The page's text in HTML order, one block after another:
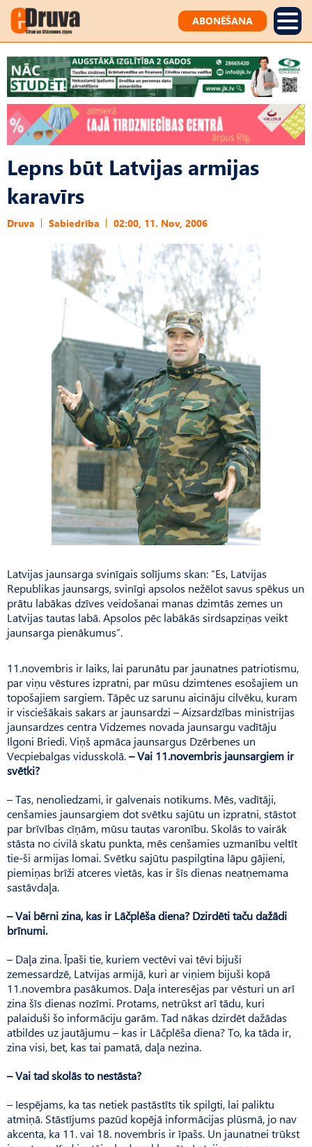
ABONĒŠANA
Lepns būt Latvijas armijas
karavīrs
Druva Sabiedrība 02:00, 11. Nov, 2006
Latvijas jaunsarga svinīgais solījums skan: ”Es, Latvijas
Republikas jaunsargs, svinīgi apsolos nežēlot savus spēkus un
prātu labākas dzīves veidošanai manas dzimtās zemes un
Latvijas tautas labā. Apsolos pēc labākās sirdsapziņas veikt
jaunsarga pienākumus”.
11.novembris ir laiks, lai parunātu par jaunatnes patriotismu,
par viņu vēstures izpratni, par mūsu dzimtenes esošajiem un
topošajiem sargiem. Tāpēc uz sarunu aicināju cilvēku, kuram
ir visciešākais sakars ar jaunsardzi – Aizsardzības ministrijas
jaunsardzes centra Vidzemes novada jaunsargu vadītāju
Ilgoni Briedi. Viņš apmāca jaunsargus Dzērbenes un
Vecpiebalgas vidusskolā.– Vai 11.novembris jaunsargiem ir
svētki?
– Tas, nenoliedzami, ir galvenais notikums. Mēs, vadītāji,
cenšamies jaunsargiem dot svētku sajūtu un izpratni, stāstot
par brīvības cīņām, mūsu tautas varonību. Skolās to vairāk
stāsta no civilā skatu punkta, mēs cenšamies uzmanību veltīt
tie-ši armijas lomai. Svētku sajūtu paspilgtina lāpu gājieni,
piemiņas brīži atceres vietās, kas ir šīs dienas neatņemama
sastāvdaļa.
– Vai bērni zina, kas ir Lāčplēša diena? Dzirdēti taču dažādi
brīnumi.
– Daļa zina. Īpaši tie, kuriem vectēvi vai tēvi bijuši
zemessardzē, Latvijas armijā, kuri ar viņiem bijuši kopā
11.novembra pasākumos. Daļa interesējas par vēsturi un arī
zina šīs dienas nozīmi. Protams, netrūkst arī tādu, kuri
palaiduši šo informāciju garām. Tad nākas dzirdēt dažādas
atbildes uz jautājumu – kas ir Lāčplēša diena? To, ka tāda ir,
zina visi, bet, kas tai pamatā, daļa nezina.
– Vai tad skolās to nestāsta?
– Iespējams, ka tas netiek pastāstīts tik spilgti, lai paliktu
atmiņā. Stāstījums pazūd kopējā informācijas plūsmā, jo nav
akcenta, ka 11. vai 18. novembris ir īpašs. Un jaunatnei trūkst